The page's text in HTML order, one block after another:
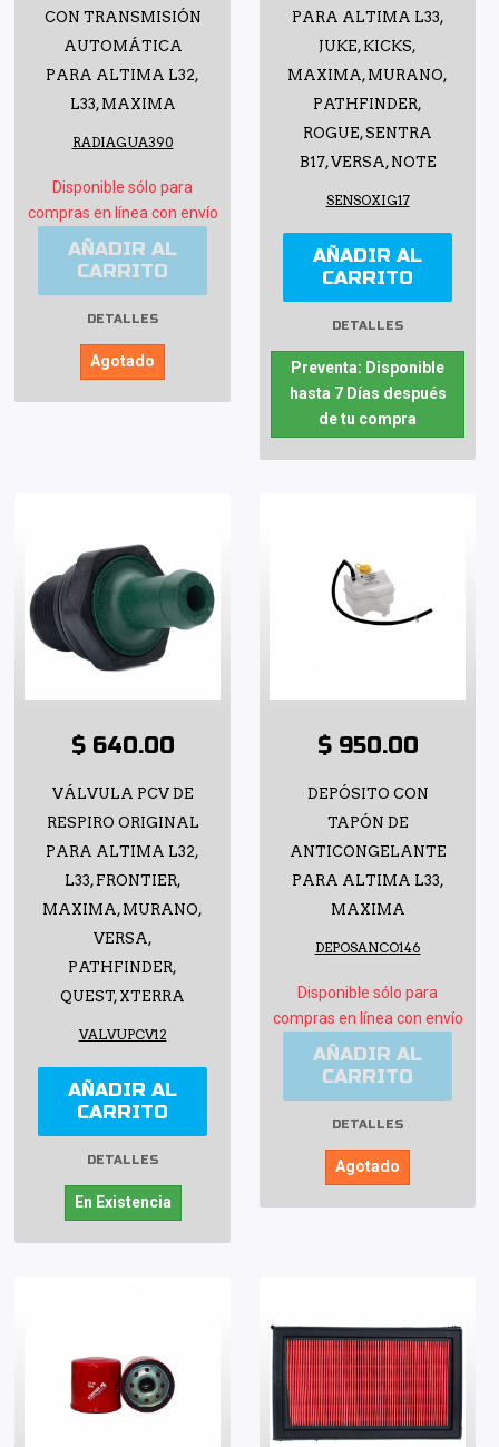
CON TRANSMISIÓN
AUTOMÁTICA
PARA ALTIMA L32,
L33, MAXIMA
RADIAGUA390
Disponible sólo para
compras en línea con envío
AÑADIR AL
CARRITO
DETALLES
Agotado
PARA ALTIMA L33,
JUKE, KICKS,
MAXIMA, MURANO,
PATHFINDER,
ROGUE, SENTRA
B17, VERSA, NOTE
SENSOXIG17
AÑADIR AL
CARRITO
DETALLES
Preventa: Disponible
hasta 7 Días después
de tu compra
$ 640.00
VÁLVULA PCV DE
RESPIRO ORIGINAL
PARA ALTIMA L32,
L33, FRONTIER,
MAXIMA, MURANO,
VERSA,
PATHFINDER,
QUEST, XTERRA
VALVUPCV12
AÑADIR AL
CARRITO
DETALLES
En Existencia
$ 950.00
DEPÓSITO CON
TAPÓN DE
ANTICONGELANTE
PARA ALTIMA L33,
MAXIMA
DEPOSANCO146
Disponible sólo para
compras en línea con envío
AÑADIR AL
CARRITO
DETALLES
Agotado